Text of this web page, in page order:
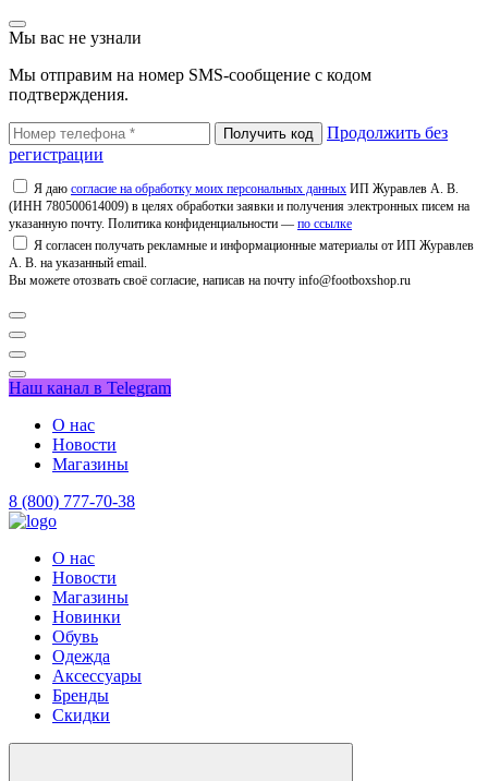
Мы вас не узнали
Мы отправим на номер SMS-сообщение с кодом
подтверждения.
Продолжить без
регистрации
Я даю согласие на обработку моих персональных данных ИП Журавлев А. В.
(ИНН 780500614009) в целях обработки заявки и получения электронных писем на
указанную почту. Политика конфиденциальности — по ссылке
Я согласен получать рекламные и информационные материалы от ИП Журавлев
А. В. на указанный email.
Вы можете отозвать своё согласие, написав на почту info@footboxshop.ru
Наш канал в Telegram
О нас
Новости
Магазины
8 (800) 777-70-38
О нас
Новости
Магазины
Новинки
Обувь
Одежда
Аксессуары
Бренды
Скидки